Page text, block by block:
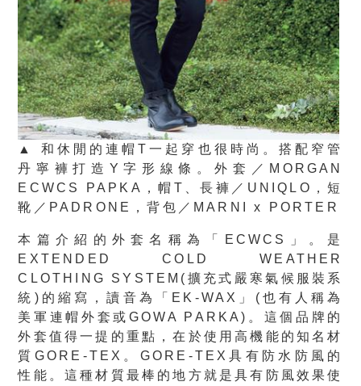
▲ 和休閒的連帽T一起穿也很時尚。搭配窄管
丹寧褲打造Y字形線條。外套／MORGAN
ECWCS PAPKA，帽T、長褲／UNIQLO，短
靴／PADRONE，背包／MARNI x PORTER
本篇介紹的外套名稱為「ECWCS」。是
EXTENDED COLD WEATHER
CLOTHING SYSTEM(擴充式嚴寒氣候服裝系
統)的縮寫，讀音為「EK-WAX」(也有人稱為
美軍連帽外套或GOWA PARKA)。這個品牌的
外套值得一提的重點，在於使用高機能的知名材
質GORE-TEX。GORE-TEX具有防水防風的
性能。這種材質最棒的地方就是具有防風效果使